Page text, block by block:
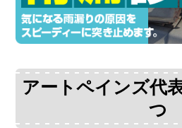
アートペインズ代
つ